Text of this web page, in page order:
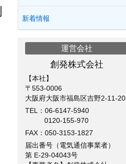
新着情報
運営会社
創発株式会社
【本社】
〒553-0006
大阪府大阪市福島区吉野2-11-20
TEL： 06-6147-5940
0120-155-970
FAX：050-3153-1827
届出番号（電気通信事業者）
第 E-29-04043号